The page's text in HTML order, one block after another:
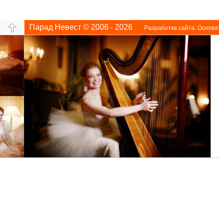
Парад Невест © 2006 - 2026 Разработка сайта: